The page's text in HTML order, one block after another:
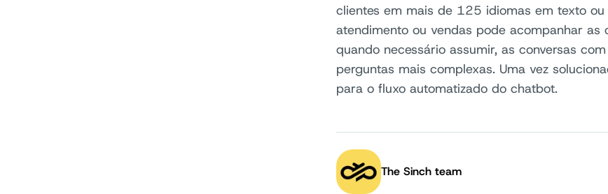
clientes em mais de 125 idiomas em texto
atendimento ou vendas pode acompanhar as
quando necessário assumir, as conversas
perguntas mais complexas. Uma vez
para o fluxo automatizado do chatbot.
Autor:
The Sinch team